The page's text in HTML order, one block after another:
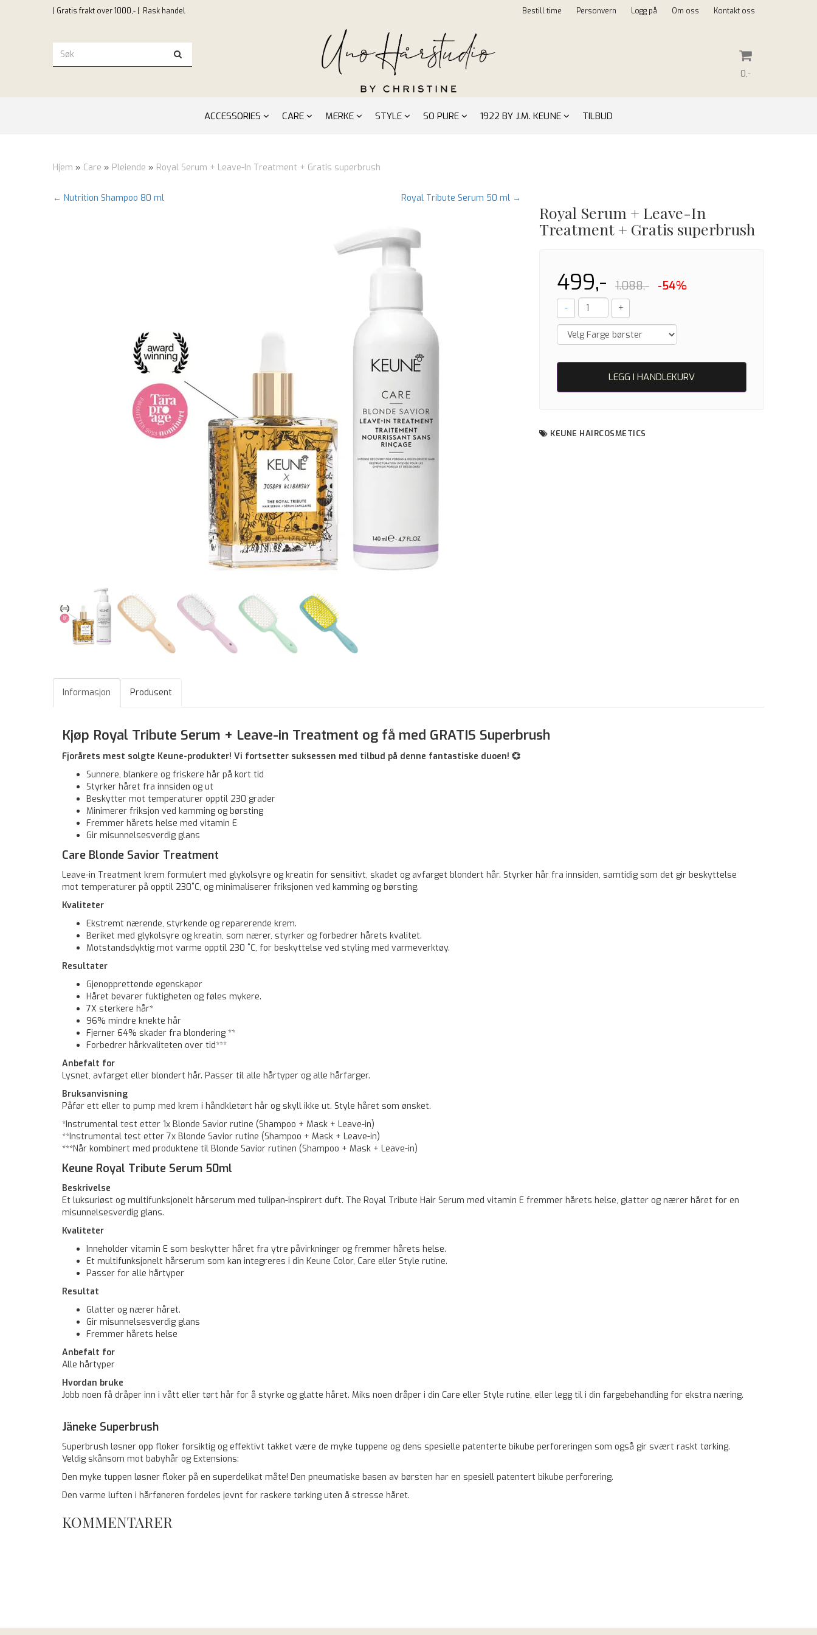
| Gratis frakt over 1000,- | Rask handel Bestill time Personvern Logg på Om oss Kontakt oss
0,-
ACCESSORIES CARE MERKE STYLE SO PURE 1922 BY J.M. KEUNE TILBUD
Hjem » Care » Pleiende » Royal Serum + Leave-In Treatment + Gratis superbrush
Royal Tribute Serum 50 ml →
← Nutrition Shampoo 80 ml
Royal Serum + Leave-In
Treatment + Gratis superbrush
499,- 1.088,- -54%
- +
LEGG I HANDLEKURV
KEUNE HAIRCOSMETICS
Informasjon Produsent
Kjøp Royal Tribute Serum + Leave-in Treatment og få med GRATIS Superbrush
Fjorårets mest solgte Keune-produkter! Vi fortsetter suksessen med tilbud på denne fantastiske duoen! 💞
Sunnere, blankere og friskere hår på kort tid
Styrker håret fra innsiden og ut
Beskytter mot temperaturer opptil 230 grader
Minimerer friksjon ved kamming og børsting
Fremmer hårets helse med vitamin E
Gir misunnelsesverdig glans
Care Blonde Savior Treatment
Leave-in Treatment krem formulert med glykolsyre og kreatin for sensitivt, skadet og avfarget blondert hår. Styrker hår fra innsiden, samtidig som det gir beskyttelse
mot temperaturer på opptil 230˚C, og minimaliserer friksjonen ved kamming og børsting.
Kvaliteter
Ekstremt nærende, styrkende og reparerende krem.
Beriket med glykolsyre og kreatin, som nærer, styrker og forbedrer hårets kvalitet.
Motstandsdyktig mot varme opptil 230 ˚C, for beskyttelse ved styling med varmeverktøy.
Resultater
Gjenopprettende egenskaper
Håret bevarer fuktigheten og føles mykere.
7X sterkere hår*
96% mindre knekte hår
Fjerner 64% skader fra blondering **
Forbedrer hårkvaliteten over tid***
Anbefalt for
Lysnet, avfarget eller blondert hår. Passer til alle hårtyper og alle hårfarger.
Bruksanvisning
Påfør ett eller to pump med krem i håndkletørt hår og skyll ikke ut. Style håret som ønsket.
*Instrumental test etter 1x Blonde Savior rutine (Shampoo + Mask + Leave-in)
**Instrumental test etter 7x Blonde Savior rutine (Shampoo + Mask + Leave-in)
***Når kombinert med produktene til Blonde Savior rutinen (Shampoo + Mask + Leave-in)
Keune Royal Tribute Serum 50ml
Beskrivelse
Et luksuriøst og multifunksjonelt hårserum med ­­tulipan-inspirert duft. The Royal Tribute Hair Serum med vitamin E fremmer hårets helse, glatter og nærer håret for en
misunnelsesverdig glans.
Kvaliteter
Inneholder vitamin E som beskytter håret fra ytre påvirkninger og fremmer hårets helse.
Et multifunksjonelt hårserum som kan integreres i din Keune Color, Care eller Style rutine.
Passer for alle hårtyper
Resultat
Glatter og nærer håret.
Gir misunnelsesverdig glans
Fremmer hårets helse
Anbefalt for
Alle hårtyper
Hvordan bruke
Jobb noen få dråper inn i vått eller tørt hår for å styrke og glatte håret. Miks noen dråper i din Care eller Style rutine, eller legg til i din fargebehandling for ekstra næring.
Jäneke Superbrush
Superbrush løsner opp floker forsiktig og effektivt takket være de myke tuppene og dens spesielle patenterte bikube perforeringen som også gir svært raskt tørking.
Veldig skånsom mot babyhår og Extensions:
Den myke tuppen løsner floker på en superdelikat måte! Den pneumatiske basen av børsten har en spesiell patentert bikube perforering.
Den varme luften i hårføneren fordeles jevnt for raskere tørking uten å stresse håret.
KOMMENTARER